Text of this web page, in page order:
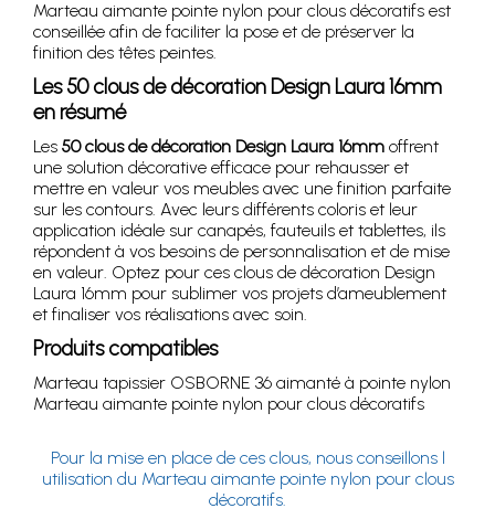
Marteau aimante pointe nylon pour clous décoratifs est
conseillée afin de faciliter la pose et de préserver la
finition des têtes peintes.
Les 50 clous de décoration Design Laura 16mm
en résumé
Les 50 clous de décoration Design Laura 16mm offrent
une solution décorative efficace pour rehausser et
mettre en valeur vos meubles avec une finition parfaite
sur les contours. Avec leurs différents coloris et leur
application idéale sur canapés, fauteuils et tablettes, ils
répondent à vos besoins de personnalisation et de mise
en valeur. Optez pour ces clous de décoration Design
Laura 16mm pour sublimer vos projets d’ameublement
et finaliser vos réalisations avec soin.
Produits compatibles
Marteau tapissier OSBORNE 36 aimanté à pointe nylon
Marteau aimante pointe nylon pour clous décoratifs
Pour la mise en place de ces clous, nous conseillons l
utilisation du Marteau aimante pointe nylon pour clous
décoratifs.